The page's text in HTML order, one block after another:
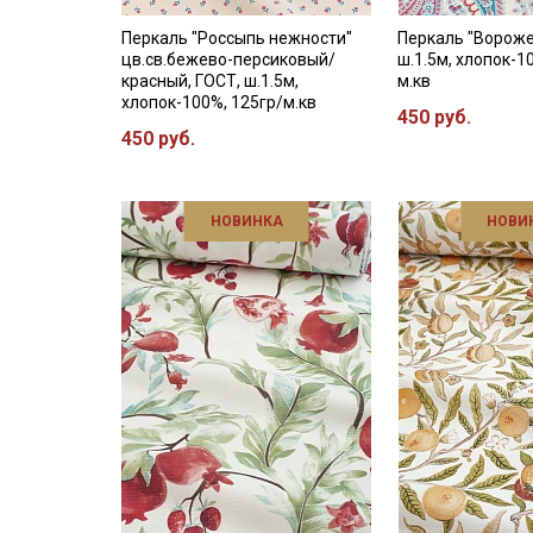
Перкаль "Россыпь нежности"
цв.св.бежево-персиковый/
красный, ГОСТ, ш.1.5м,
хлопок-100%, 125гр/м.кв
450 руб.
Перкаль
ш.1.5м, хлопок-
м.кв
450 руб.
НОВИНКА